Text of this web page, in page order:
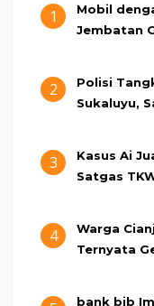
1
Mobil
Jembatan
2
Polisi
Sukaluyu,
3
Kasus Ai
Satgas
4
Warga
Ternyata
bank bjb